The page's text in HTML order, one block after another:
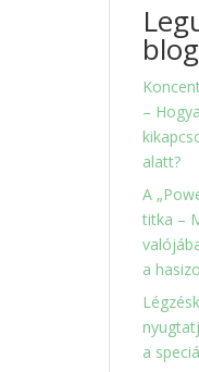
–
alatt?
A
titka –
a
a